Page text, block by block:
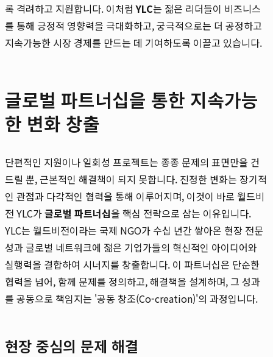
록 격려하고 지원합니다. 이처럼YLC는 젊은 리더들이 비즈니스
를 통해 긍정적 영향력을 극대화하고, 궁극적으로는 더 공정하고
지속가능한 시장 경제를 만드는 데 기여하도록 이끌고 있습니다.
글로벌 파트너십을 통한 지속가능
한 변화 창출
단편적인 지원이나 일회성 프로젝트는 종종 문제의 표면만을 건
드릴 뿐, 근본적인 해결책이 되지 못합니다. 진정한 변화는 장기적
인 관점과 다각적인 협력을 통해 이루어지며, 이것이 바로 월드비
전 YLC가글로벌 파트너십을 핵심 전략으로 삼는 이유입니다.
YLC는 월드비전이라는 국제 NGO가 수십 년간 쌓아온 현장 전문
성과 글로벌 네트워크에 젊은 기업가들의 혁신적인 아이디어와
실행력을 결합하여 시너지를 창출합니다. 이 파트너십은 단순한
협력을 넘어, 함께 문제를 정의하고, 해결책을 설계하며, 그 성과
를 공동으로 책임지는 '공동 창조(Co-creation)'의 과정입니다.
현장 중심의 문제 해결